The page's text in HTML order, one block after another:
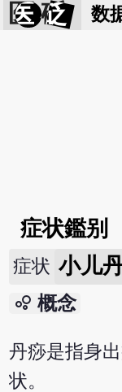
医 砭 数
症状鑑别
症状 小儿
bubble_chart 概念
丹痧是指身
状。